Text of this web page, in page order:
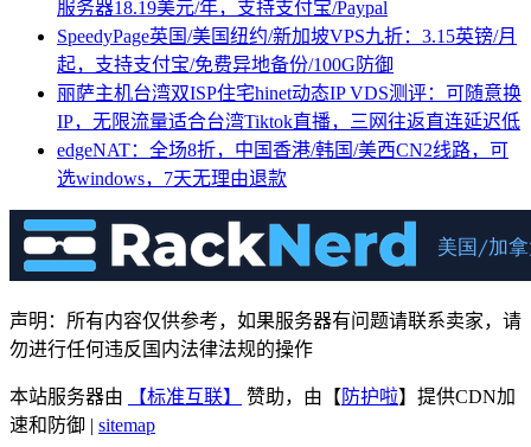
服务器18.19美元/年，支持支付宝/Paypal
SpeedyPage英国/美国纽约/新加坡VPS九折：3.15英镑/月
起，支持支付宝/免费异地备份/100G防御
丽萨主机台湾双ISP住宅hinet动态IP VDS测评：可随意换
IP，无限流量适合台湾Tiktok直播，三网往返直连延迟低
edgeNAT：全场8折，中国香港/韩国/美西CN2线路，可
选windows，7天无理由退款
声明：所有内容仅供参考，如果服务器有问题请联系卖家，请
勿进行任何违反国内法律法规的操作
本站服务器由 【标准互联】 赞助，由【 防护啦】提供CDN加
速和防御 | sitemap